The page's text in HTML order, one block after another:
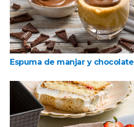
Espuma de manjar y chocolate